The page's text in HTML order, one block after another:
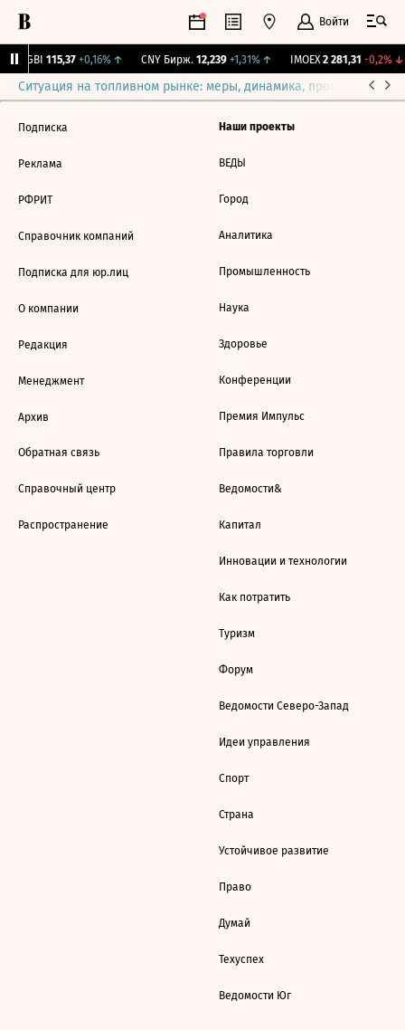
Войти
RGBI 115,37 +0,16%↑ CNY Бирж. 12,239 +1,31%↑ IMOEX 2 281,31 -0,2%↓
Ситуация на топливном рынке: меры, динамика, прогнозы
Подписка
Реклама
РФРИТ
Справочник компаний
Подписка для юр.лиц
О компании
Редакция
Менеджмент
Архив
Обратная связь
Справочный центр
Распространение
Наши проекты
ВЕДЫ
Город
Аналитика
Промышленность
Наука
Здоровье
Конференции
Премия Импульс
Правила торговли
Ведомости&
Капитал
Инновации и технологии
Как потратить
Туризм
Форум
Ведомости Северо-Запад
Идеи управления
Спорт
Страна
Устойчивое развитие
Право
Думай
Техуспех
Ведомости Юг